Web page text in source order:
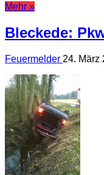
Mehr »
Bleckede:
Feuermelder 24. März